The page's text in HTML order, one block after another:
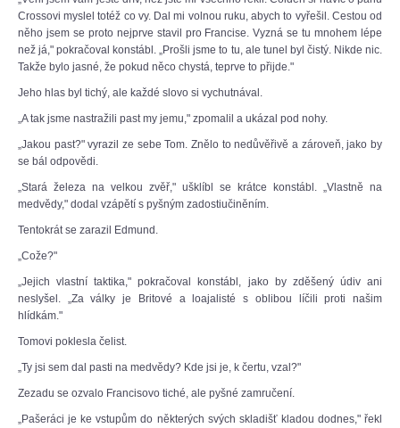
Crossovi myslel totéž co vy. Dal mi volnou ruku, abych to vyřešil. Cestou od
něho jsem se proto nejprve stavil pro Francise. Vyzná se tu mnohem lépe
než já," pokračoval konstábl. „Prošli jsme to tu, ale tunel byl čistý. Nikde nic.
Takže bylo jasné, že pokud něco chystá, teprve to přijde."
Jeho hlas byl tichý, ale každé slovo si vychutnával.
„A tak jsme nastražili past my jemu," zpomalil a ukázal pod nohy.
„Jakou past?" vyrazil ze sebe Tom. Znělo to nedůvěřivě a zároveň, jako by
se bál odpovědi.
„Stará železa na velkou zvěř," ušklíbl se krátce konstábl. „Vlastně na
medvědy," dodal vzápětí s pyšným zadostiučiněním.
Tentokrát se zarazil Edmund.
„Cože?"
„Jejich vlastní taktika," pokračoval konstábl, jako by zděšený údiv ani
neslyšel. „Za války je Britové a loajalisté s oblibou líčili proti našim
hlídkám."
Tomovi poklesla čelist.
„Ty jsi sem dal pasti na medvědy? Kde jsi je, k čertu, vzal?"
Zezadu se ozvalo Francisovo tiché, ale pyšné zamručení.
„Pašeráci je ke vstupům do některých svých skladišť kladou dodnes," řekl